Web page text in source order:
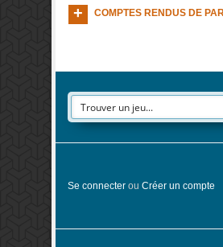
COMPTES RENDUS DE
Se connecter ou Créer un compte